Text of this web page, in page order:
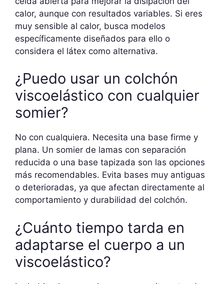
calor, aunque con resultados variables. Si eres
muy sensible al calor, busca modelos
específicamente diseñados para ello o
considera el látex como alternativa.
¿Puedo usar un colchón
viscoelástico con cualquier
somier?
No con cualquiera. Necesita una base firme y
plana. Un somier de lamas con separación
reducida o una base tapizada son las opciones
más recomendables. Evita bases muy antiguas
o deterioradas, ya que afectan directamente al
comportamiento y durabilidad del colchón.
¿Cuánto tiempo tarda en
adaptarse el cuerpo a un
viscoelástico?